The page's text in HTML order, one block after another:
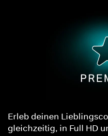
Erleb deinen
gleichzeitig, in Full HD